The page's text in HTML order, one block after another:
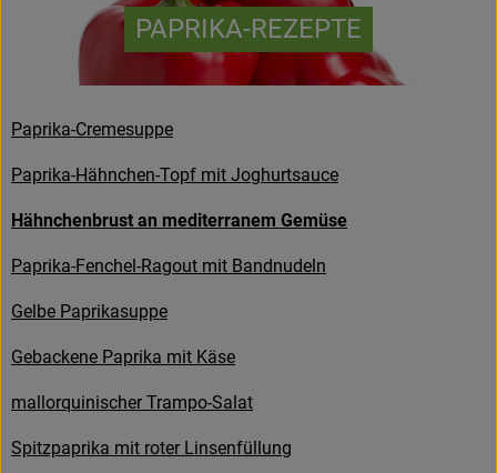
Saatgut ab Juli
Neu & Angebote
Hofkisten
Vom Acker
Kühltheke
Backstube
Küchenzauber
Über den Tag
TrinkBar
PAPRIKA-REZEPTE
Paprika-Cremesuppe
Paprika-Hähnchen-Topf mit Joghurtsauce
Hähnchenbrust an mediterranem Gemüse
Paprika-Fenchel-Ragout mit Bandnudeln
Gelbe Paprikasuppe
Gebackene Paprika mit Käse
mallorquinischer Trampo-Salat
Spitzpaprika mit roter Linsenfüllung